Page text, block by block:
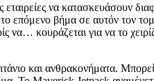
να κατασκευάσουν
επόμενο βήμα σε αυτόν τον
να… κουράζεται για να το
και ανθρακονήματα.